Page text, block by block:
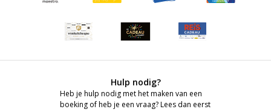
Hulp nodig?
Heb je hulp nodig met het maken van een
boeking of heb je een vraag? Lees dan eerst